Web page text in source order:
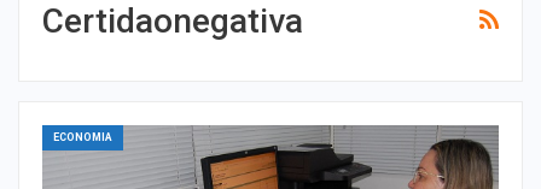
Certidaonegativa
ECONOMIA